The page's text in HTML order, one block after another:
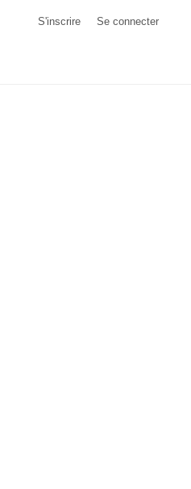
S'inscrire Se connecter